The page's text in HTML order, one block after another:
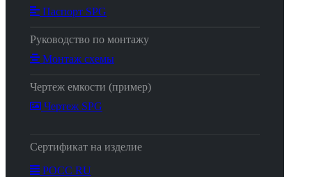
Паспорт SPG
Руководство по монтажу
Монтаж схемы
Чертеж емкости (пример)
Чертеж SPG
Сертификат на изделие
РОСС RU